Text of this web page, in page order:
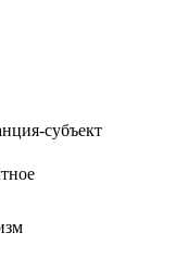
субъект